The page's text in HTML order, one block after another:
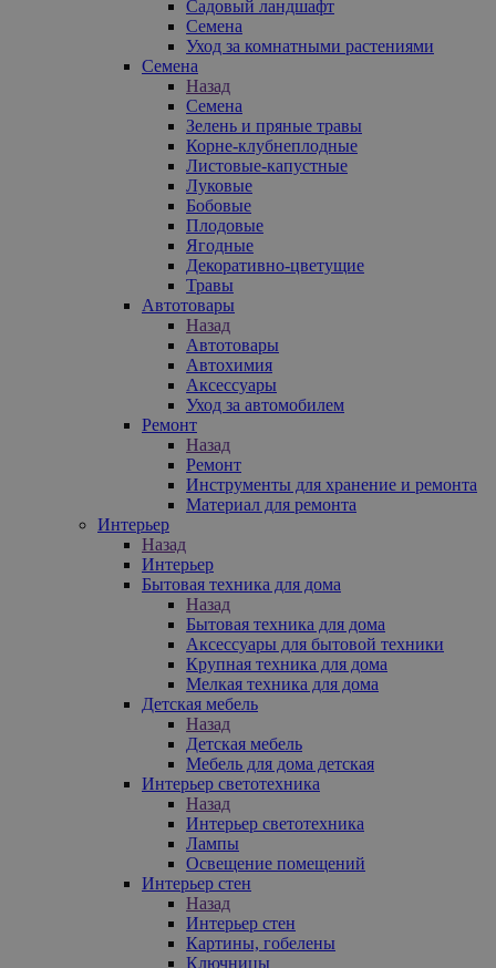
Садовый ландшафт
Семена
Уход за комнатными растениями
Семена
Назад
Семена
Зелень и пряные травы
Корне-клубнеплодные
Листовые-капустные
Луковые
Бобовые
Плодовые
Ягодные
Декоративно-цветущие
Травы
Автотовары
Назад
Автотовары
Автохимия
Аксессуары
Уход за автомобилем
Ремонт
Назад
Ремонт
Инструменты для хранение и ремонта
Материал для ремонта
Интерьер
Назад
Интерьер
Бытовая техника для дома
Назад
Бытовая техника для дома
Аксессуары для бытовой техники
Крупная техника для дома
Мелкая техника для дома
Детская мебель
Назад
Детская мебель
Мебель для дома детская
Интерьер светотехника
Назад
Интерьер светотехника
Лампы
Освещение помещений
Интерьер стен
Назад
Интерьер стен
Картины, гобелены
Ключницы